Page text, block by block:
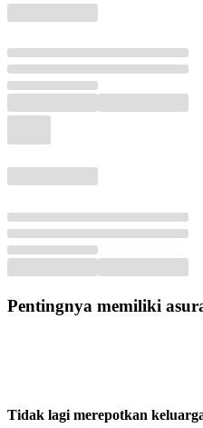
Pentingnya memiliki
Tidak lagi merepotkan